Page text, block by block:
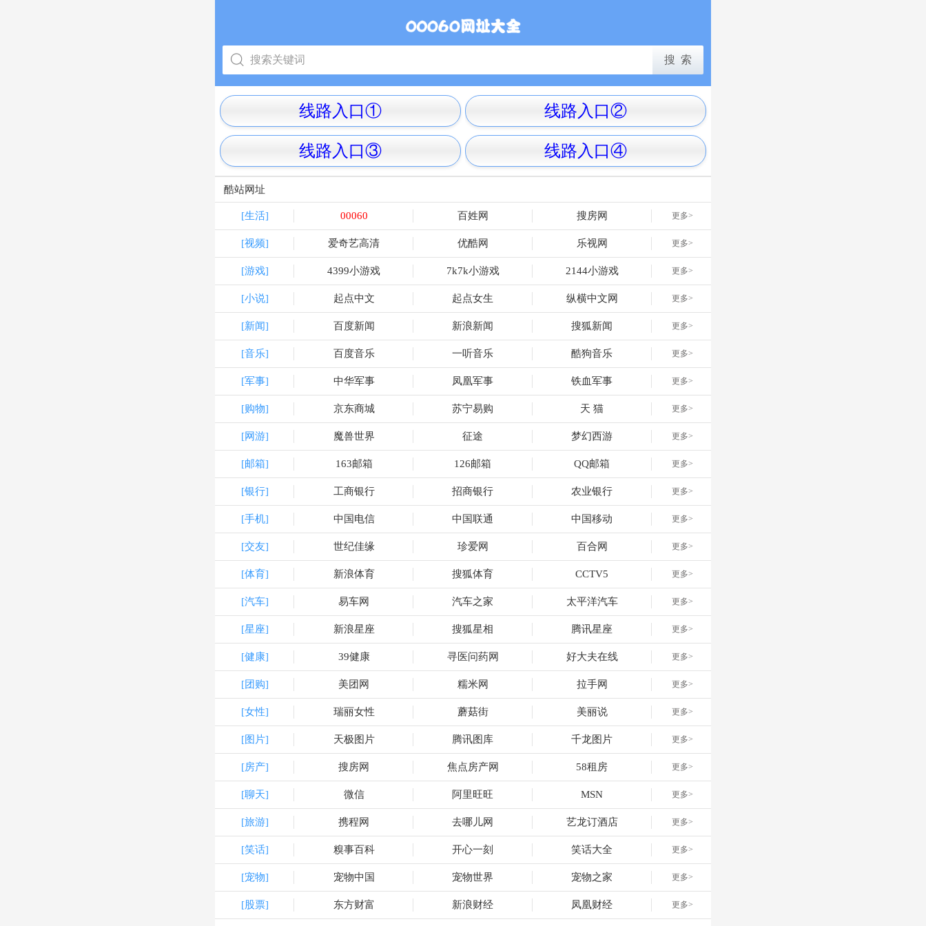
线路入口① 线路入口②
线路入口③ 线路入口④
酷站网址
[生活] 00060 百姓网 搜房网 更多>
[视频] 爱奇艺高清 优酷网 乐视网 更多>
[游戏] 4399小游戏 7k7k小游戏 2144小游戏 更多>
[小说] 起点中文 起点女生 纵横中文网 更多>
[新闻] 百度新闻 新浪新闻 搜狐新闻 更多>
[音乐] 百度音乐 一听音乐 酷狗音乐 更多>
[军事] 中华军事 凤凰军事 铁血军事 更多>
[购物] 京东商城 苏宁易购 天 猫 更多>
[网游] 魔兽世界 征途 梦幻西游 更多>
[邮箱] 163邮箱 126邮箱 QQ邮箱 更多>
[银行] 工商银行 招商银行 农业银行 更多>
[手机] 中国电信 中国联通 中国移动 更多>
[交友] 世纪佳缘 珍爱网 百合网 更多>
[体育] 新浪体育 搜狐体育 CCTV5 更多>
[汽车] 易车网 汽车之家 太平洋汽车 更多>
[星座] 新浪星座 搜狐星相 腾讯星座 更多>
[健康] 39健康 寻医问药网 好大夫在线 更多>
[团购] 美团网 糯米网 拉手网 更多>
[女性] 瑞丽女性 蘑菇街 美丽说 更多>
[图片] 天极图片 腾讯图库 千龙图片 更多>
[房产] 搜房网 焦点房产网 58租房 更多>
[聊天] 微信 阿里旺旺 MSN 更多>
[旅游] 携程网 去哪儿网 艺龙订酒店 更多>
[笑话] 糗事百科 开心一刻 笑话大全 更多>
[宠物] 宠物中国 宠物世界 宠物之家 更多>
[股票] 东方财富 新浪财经 凤凰财经 更多>